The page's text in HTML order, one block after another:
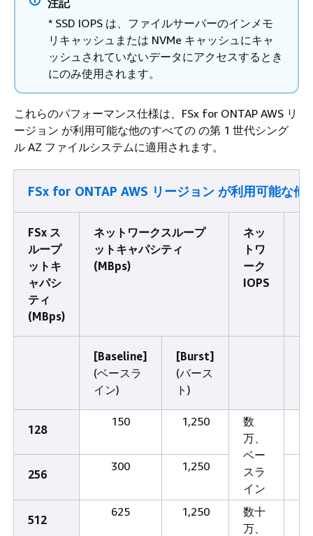
* SSD IOPS は、ファイルサーバーのインメモ
リキャッシュまたは NVMe キャッシュにキャ
ッシュされていないデータにアクセスするとき
にのみ使用されます。
これらのパフォーマンス仕様は、FSx for ONTAP AWS リ
ージョン が利用可能な他のすべての の第 1 世代シング
ル AZ ファイルシステムに適用されます。
FSx for ONTAP AWS リージョン が利用可能な他
FSx ス
ループ
ットキ
ャパシ
ティ
(MBps)
ネットワークスループ
ットキャパシティ
(MBps)
ネッ
トワ
ーク
IOPS
[Baseline]
(ベースラ
イン)
[Burst]
(バース
ト)
128
150 1,250
数
万、
ベー
スラ
イン
256
300 1,250
512
625 1,250
数十
万、